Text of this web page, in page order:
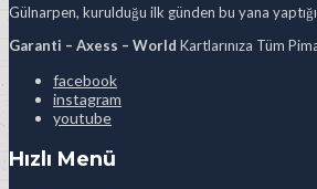
Gülnarpen, kurulduğu ilk günden bu yana
Garanti – Axess – World Kartlarınıza Tüm
facebook
instagram
youtube
Hızlı Menü